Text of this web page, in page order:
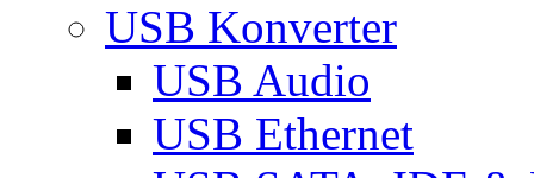
USB Konverter
USB Audio
USB Ethernet